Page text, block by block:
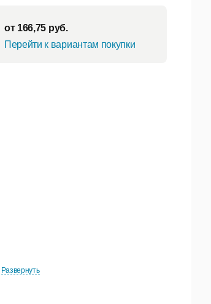
от 166,75 руб.
Перейти к вариантам покупки
Развернуть